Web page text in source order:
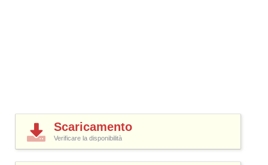
Scaricamento
Verificare la disponibilità